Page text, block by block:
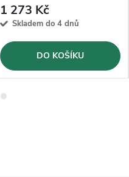
1 273 Kč
Skladem do 4 dnů
DO KOŠÍKU